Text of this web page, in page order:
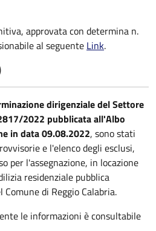
approvata con determina n.
al seguente Link.
dirigenziale del Settore
2022 pubblicata all'Albo
in data 09.08.2022, sono stati
e l'elenco degli esclusi,
per l'assegnazione, in locazione
residenziale pubblica
di Reggio Calabria.
le informazioni è consultabile